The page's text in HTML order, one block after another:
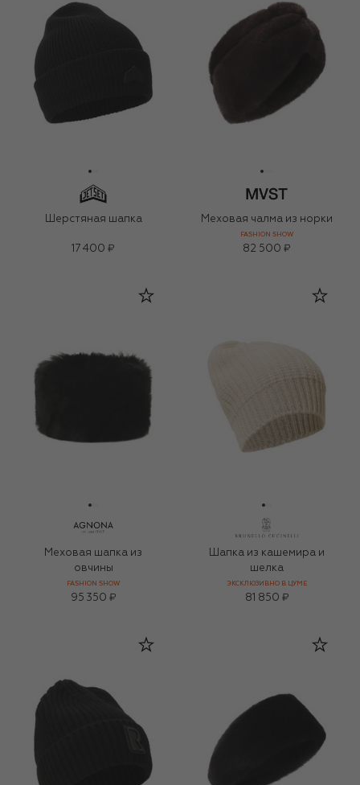
Шерстяная шапка
17 400 ₽
Меховая чалма из норки
FASHION SHOW
82 500 ₽
Меховая шапка из
овчины
FASHION SHOW
95 350 ₽
Шапка из кашемира и
шелка
ЭКСКЛЮЗИВНО В ЦУМЕ
81 850 ₽